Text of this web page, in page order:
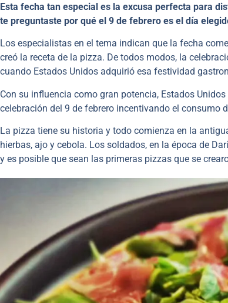
Esta fecha tan especial es la excusa perfecta para
te preguntaste por qué el 9 de febrero es el día
Los especialistas en el tema indican que la fecha
creó la receta de la pizza. De todos modos, la
cuando Estados Unidos adquirió esa festividad
Con su influencia como gran potencia, Estados
celebración del 9 de febrero incentivando el consumo
La pizza tiene su historia y todo comienza en la
hierbas, ajo y cebola. Los soldados, en la época de
y es posible que sean las primeras pizzas que se